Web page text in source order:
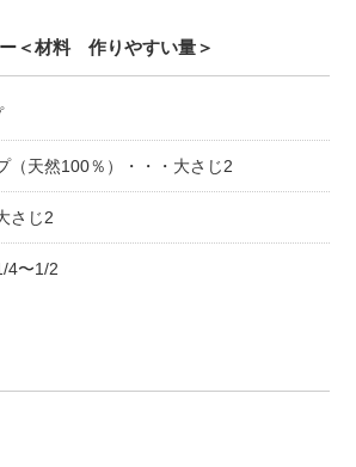
＜材料 作りやすい量＞
（天然100％）・・・大さじ2
さじ2
4〜1/2